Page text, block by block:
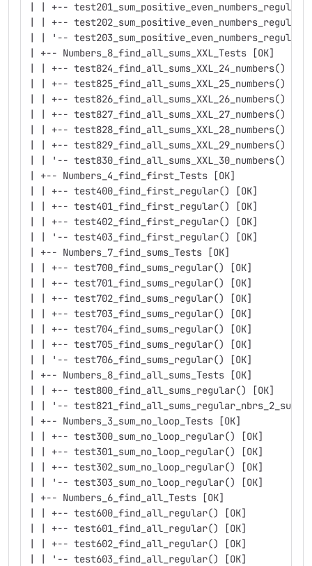
| | +--
| | +--
| | '--
| +-- Numbers_8_find_all_sums_XXL_Tests [OK]
| | +-- test824_find_all_sums_XXL_24_numbers()
| | +-- test825_find_all_sums_XXL_25_numbers()
| | +-- test826_find_all_sums_XXL_26_numbers()
| | +-- test827_find_all_sums_XXL_27_numbers()
| | +-- test828_find_all_sums_XXL_28_numbers()
| | +-- test829_find_all_sums_XXL_29_numbers()
| | '-- test830_find_all_sums_XXL_30_numbers()
| +-- Numbers_4_find_first_Tests [OK]
| | +-- test400_find_first_regular() [OK]
| | +-- test401_find_first_regular() [OK]
| | +-- test402_find_first_regular() [OK]
| | '-- test403_find_first_regular() [OK]
| +-- Numbers_7_find_sums_Tests [OK]
| | +-- test700_find_sums_regular() [OK]
| | +-- test701_find_sums_regular() [OK]
| | +-- test702_find_sums_regular() [OK]
| | +-- test703_find_sums_regular() [OK]
| | +-- test704_find_sums_regular() [OK]
| | +-- test705_find_sums_regular() [OK]
| | '-- test706_find_sums_regular() [OK]
| +-- Numbers_8_find_all_sums_Tests [OK]
| | +-- test800_find_all_sums_regular() [OK]
| | '--
| +-- Numbers_3_sum_no_loop_Tests [OK]
| | +-- test300_sum_no_loop_regular() [OK]
| | +-- test301_sum_no_loop_regular() [OK]
| | +-- test302_sum_no_loop_regular() [OK]
| | '-- test303_sum_no_loop_regular() [OK]
| +-- Numbers_6_find_all_Tests [OK]
| | +-- test600_find_all_regular() [OK]
| | +-- test601_find_all_regular() [OK]
| | +-- test602_find_all_regular() [OK]
| | '-- test603_find_all_regular() [OK]